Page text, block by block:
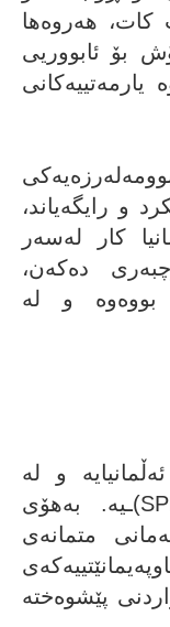
کات، هەروەها
ملیار یۆرۆش بۆ ئابووریی
یارمەتییەکانی
و رایگەیاند،
کار لەسەر
دەکەن،
بووەوە و لە
و لە
پارتی سۆشیاڵ دیموکرات (SPD)ـیە. بەهۆی
متمانەی
پێشوەختە